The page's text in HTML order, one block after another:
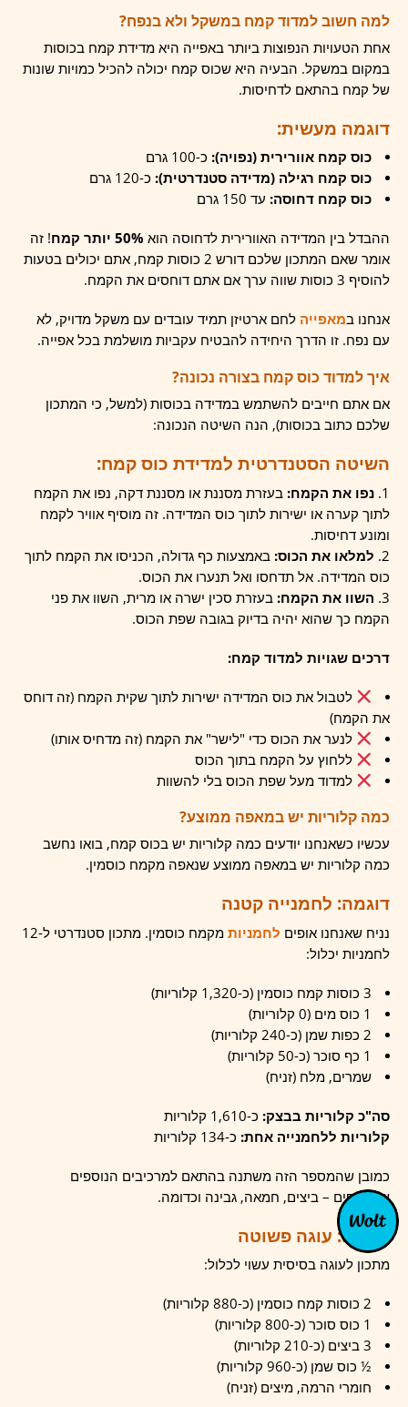
למה חשוב למדוד קמח במשקל ולא בנפח?
אחת הטעויות הנפוצות ביותר באפייה היא מדידת קמח בכוסות
במקום במשקל. הבעיה היא שכוס קמח יכולה להכיל כמויות שונות
של קמח בהתאם לדחיסות.
דוגמה מעשית:
כוס קמח אוורירית (נפויה): כ-100 גרם
כוס קמח רגילה (מדידה סטנדרטית): כ-120 גרם
כוס קמח דחוסה: עד 150 גרם
ההבדל בין המדידה האוורירית לדחוסה הוא 50% יותר קמח
! זה
אומר שאם המתכון שלכם דורש 2 כוסות קמח, אתם יכולים בטעות
להוסיף 3 כוסות שווה ערך אם אתם דוחסים את הקמח.
אנחנו במאפייה לחם ארטיזן תמיד עובדים עם משקל מדויק, לא
עם נפח. זו הדרך היחידה להבטיח עקביות מושלמת בכל אפייה.
איך למדוד כוס קמח בצורה נכונה?
אם אתם חייבים להשתמש במדידה בכוסות (למשל, כי המתכון
שלכם כתוב בכוסות), הנה השיטה הנכונה:
השיטה הסטנדרטית למדידת כוס קמח:
נפו את הקמח: בעזרת מסננת או מסננת דקה, נפו את הקמח
לתוך קערה או ישירות לתוך כוס המדידה. זה מוסיף אוויר לקמח
ומונע דחיסות.
למלאו את הכוס: באמצעות כף גדולה, הכניסו את הקמח לתוך
כוס המדידה. אל תדחסו ואל תנערו את הכוס.
השוו את הקמח: בעזרת סכין ישרה או מרית, השוו את פני
הקמח כך שהוא יהיה בדיוק בגובה שפת הכוס.
דרכים שגויות למדוד קמח:
לטבול את כוס המדידה ישירות לתוך שקית הקמח (זה דוחס
את הקמח)
לנער את הכוס כדי "לישר" את הקמח (זה מדחיס אותו)
ללחוץ על הקמח בתוך הכוס
למדוד מעל שפת הכוס בלי להשוות
כמה קלוריות יש במאפה ממוצע?
עכשיו כשאנחנו יודעים כמה קלוריות יש בכוס קמח, בואו נחשב
כמה קלוריות יש במאפה ממוצע שנאפה מקמח כוסמין.
דוגמה: לחמנייה קטנה
נניח שאנחנו אופים לחמניות
מקמח כוסמין. מתכון סטנדרטי ל-12
לחמניות יכלול:
3 כוסות קמח כוסמין (כ-1,320 קלוריות)
1 כוס מים (0 קלוריות)
2 כפות שמן (כ-240 קלוריות)
1 כף סוכר (כ-50 קלוריות)
שמרים, מלח (זניח)
סה"כ קלוריות בבצק: כ-1,610 קלוריות
קלוריות ללחמנייה אחת: כ-134 קלוריות
כמובן שהמספר הזה משתנה בהתאם למרכיבים הנוספים
שמוסיפים – ביצים, חמאה, גבינה וכדומה.
דוגמה: עוגה פשוטה
מתכון לעוגה בסיסית עשוי לכלול:
2 כוסות קמח כוסמין (כ-880 קלוריות)
1 כוס סוכר (כ-800 קלוריות)
3 ביצים (כ-210 קלוריות)
½ כוס שמן (כ-960 קלוריות)
חומרי הרמה, מיצים (זניח)